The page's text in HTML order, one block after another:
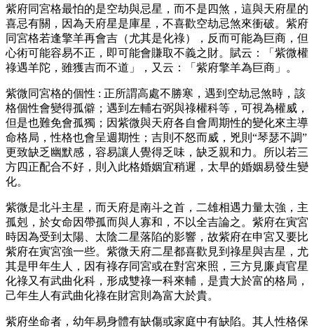
紫府同宮格最怕的是空劫與忌星，而不是四煞，這與天府星的
喜忌有關，因為天府星是庫星，不喜歡空劫忌煞來衝破。紫府
同宮格若逢擎羊再會吉（尤其是化祿），反而可能為巨商，但
心術可能容易不正，即可能會賺取不義之財。賦云：「紫微權
祿遇羊陀，雖獲吉而不道」，又云：「紫府擎羊為巨商」。
紫微同宮格的個性 : 正所謂高處不勝寒，遇到空劫忌煞時，該
格個性會變得孤僻；遇到左輔右弼與祿權科等，可視為權威，
但是也難免會孤獨；因紫微與天府各自會周期性的變化來主導
命格局，性格也會呈週期性；吉則不怒而威，兇則“琴瑟不調”
更致缺乏幽默感，容易讓人覺得乏味，缺乏親和力。所以若三
方四正配合不好，則入此格婚姻宜稍遲，太早的婚姻易發生變
化。
紫微是北斗主星，而天府是南斗之首，二雄相遇力量太強，主
孤剋，於女命因帶孤而與人寡和，不以全吉論之。紫府在寅宮
時因為受到太陽、太陰二星落陷的影響，故紫府在申宮又要比
紫府在寅宮強一些。紫微天府二星都喜歡見到祿星與吉星，尤
其是甲年生人，因有祿存同宮或在對宮來照，三方見廉貞官星
化祿又有武曲化科，形成雙祿一科來輔，是貴大於富的格局，
己年生人有武曲化祿在財宮則為富大於貴。
紫府坐命者，幼年易身體有缺傷或家庭中有缺陷。其人性格保